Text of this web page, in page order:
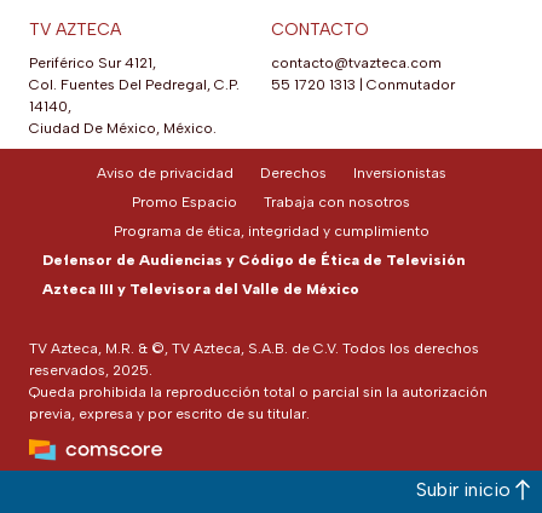
TV AZTECA
Periférico Sur 4121,
Col. Fuentes Del Pedregal, C.P.
14140,
Ciudad De México, México.
CONTACTO
contacto@tvazteca.com
55 1720 1313
Conmutador
TV Azteca, M.R. & ©, TV Azteca, S.A.B. de C.V. Todos los derechos
reservados, 2025.
Queda prohibida la reproducción total o parcial sin la autorización
previa, expresa y por escrito de su titular.
Aviso de privacidad Derechos
Inversionistas
Promo Espacio
Trabaja con nosotros
Programa de ética, integridad y cumplimiento
Defensor de Audiencias y Código de Ética de Televisión
Azteca III y Televisora del Valle de México
Subir inicio